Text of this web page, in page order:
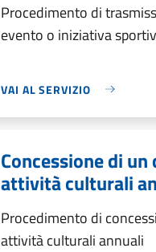
Procedimento di
evento o iniziativa
VAI AL SERVIZIO
Concessione di
attività culturali
Procedimento di
attività culturali annuali